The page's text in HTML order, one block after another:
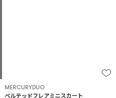
MERCURYDUO
ベルテッドフレアミニスカート